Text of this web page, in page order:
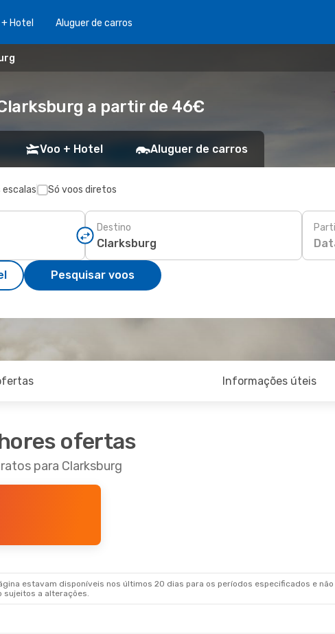
Hotel Aluguer de carros
a partir de 46€
Voo + Hotel Aluguer de carros
escalas Só voos diretos
Destino
Pesquisar voos
Informações úteis
ofertas
para Clarksburg
estavam disponíveis nos últimos 20 dias para os períodos especificados e
sujeitos a alterações.